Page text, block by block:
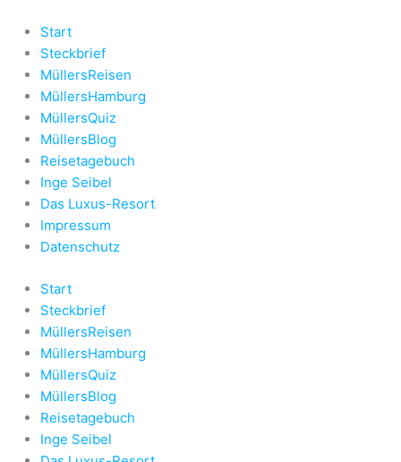
Inhalt
springen
Start
Steckbrief
MüllersReisen
MüllersHamburg
MüllersQuiz
MüllersBlog
Reisetagebuch
Inge Seibel
Das Luxus-Resort
Impressum
Datenschutz
Start
Steckbrief
MüllersReisen
MüllersHamburg
MüllersQuiz
MüllersBlog
Reisetagebuch
Inge Seibel